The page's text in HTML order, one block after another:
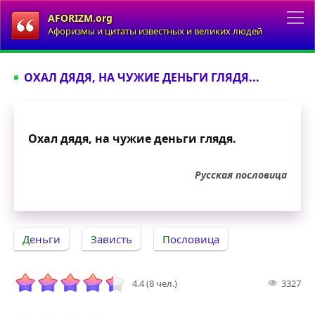
AFORIZM.org
Афоризмы и цитаты известных и великих людей
ОХАЛ ДЯДЯ, НА ЧУЖИЕ ДЕНЬГИ ГЛЯДЯ...
Охал дядя, на чужие деньги глядя.
Русская пословица
Деньги Зависть Пословица
4.4 (8 чел.) 3327